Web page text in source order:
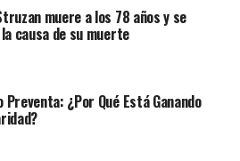
muere a los 78 años y se
causa de su muerte
Preventa: ¿Por Qué Está Ganando